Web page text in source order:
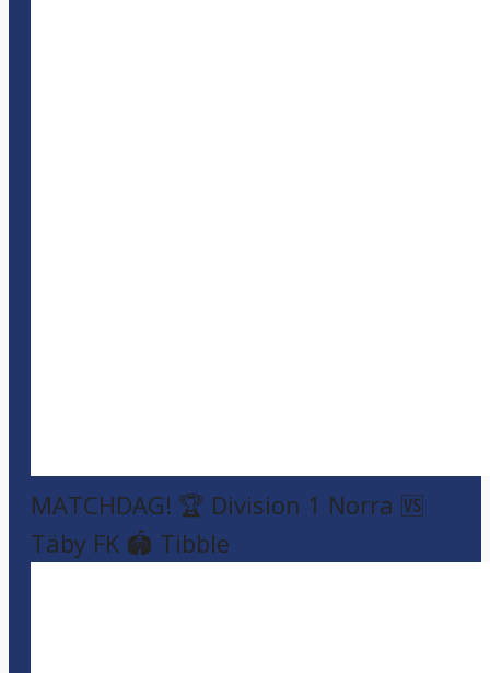
MATCHDAG! 🏆 Division 1 Norra 🆚
Täby FK 🏟️ Tibble